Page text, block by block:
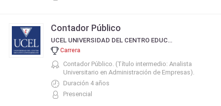
Contador Público
UCEL UNIVERSIDAD DEL CENTRO EDUCATIVO LATINOAMERICANO
Carrera
Contador Público. (Título intermedio: Analista
Universitario en Administración de Empresas).
Duración 4 años
Presencial